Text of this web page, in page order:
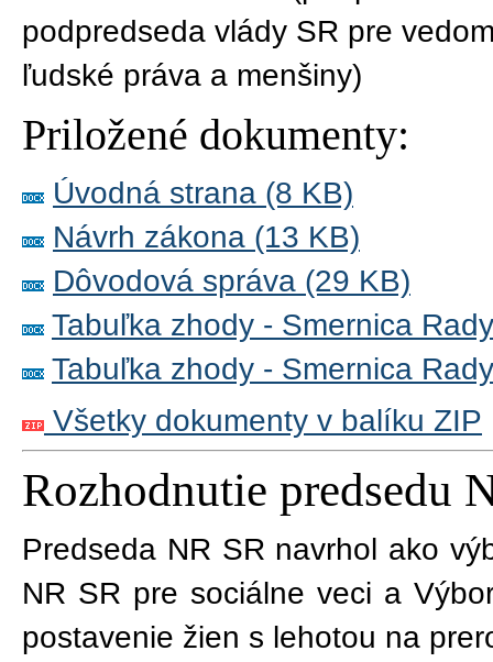
podpredseda vlády SR pre
ľudské práva a menšiny)
Priložené dokumenty:
Úvodná strana (8 KB)
Návrh zákona (13 KB)
Dôvodová správa (29 KB)
Tabuľka zhody - Smernica
Tabuľka zhody - Smernica
Všetky dokumenty v balíku ZIP
Rozhodnutie predsedu
Predseda NR SR navrhol ako
NR SR pre sociálne veci a
postavenie žien s lehotou na